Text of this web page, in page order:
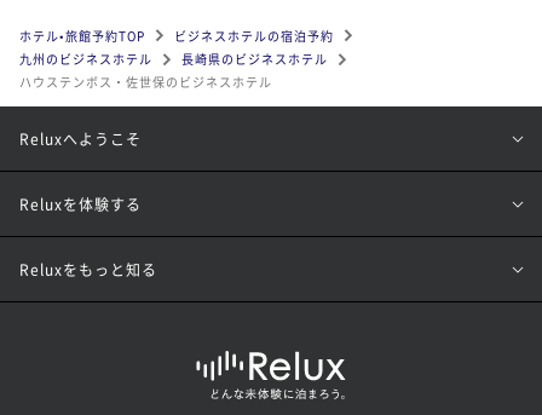
ホテル•旅館予約TOP
ビジネスホテルの宿泊予約
九州のビジネスホテル
長崎県のビジネスホテル
ハウステンボス・佐世保のビジネスホテル
Reluxへようこそ
Reluxを体験する
Reluxをもっと知る